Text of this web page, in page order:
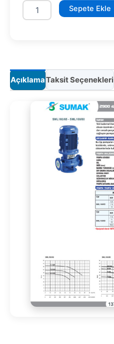
SML160/65
Sepete Ekle
AçıklamaTaksit Seçenekleri